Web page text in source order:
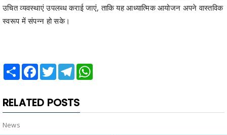
उचित व्यवस्थाएं उपलब्ध कराई जाएं, ताकि यह आध्यात्मिक आयोजन अपने वास्तविक
स्वरूप में संपन्न हो सके।
Share Facebook
TwitterTelegram
RELATED POSTS
News